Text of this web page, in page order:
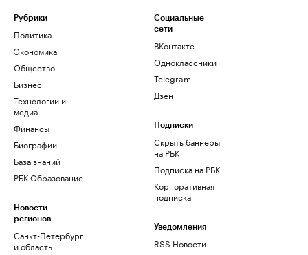
Рубрики
Политика
Экономика
Общество
Бизнес
Технологии и
медиа
Финансы
Биографии
База знаний
РБК Образование
Новости
регионов
Санкт-Петербург
и область
Социальные
сети
ВКонтакте
Одноклассники
Telegram
Дзен
Подписки
Скрыть баннеры
на РБК
Подписка на РБК
Корпоративная
подписка
Уведомления
RSS Новости